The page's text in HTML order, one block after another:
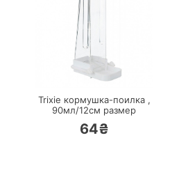
ПЕРЕЙТИ
Trixie кормушка-поилка ,
90мл/12см размер
64₴